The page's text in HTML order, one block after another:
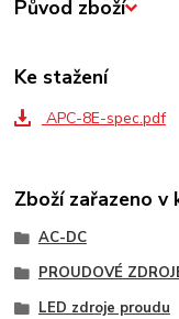
Původ zboží
Ke stažení
APC-8E-spec.pdf
Zboží zařazeno v
AC-DC
PROUDOVÉ
LED zdroje proudu